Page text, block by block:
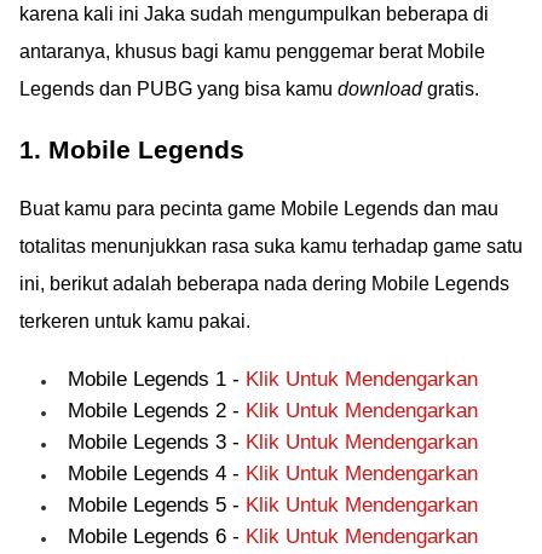
karena kali ini Jaka sudah mengumpulkan beberapa di
antaranya, khusus bagi kamu penggemar berat Mobile
Legends dan PUBG yang bisa kamu downloadgratis.
1. Mobile Legends
Buat kamu para pecinta game Mobile Legends dan mau
totalitas menunjukkan rasa suka kamu terhadap game satu
ini, berikut adalah beberapa nada dering Mobile Legends
terkeren untuk kamu pakai.
Mobile Legends 1 - Klik Untuk Mendengarkan
Mobile Legends 2 - Klik Untuk Mendengarkan
Mobile Legends 3 - Klik Untuk Mendengarkan
Mobile Legends 4 - Klik Untuk Mendengarkan
Mobile Legends 5 - Klik Untuk Mendengarkan
Mobile Legends 6 - Klik Untuk Mendengarkan